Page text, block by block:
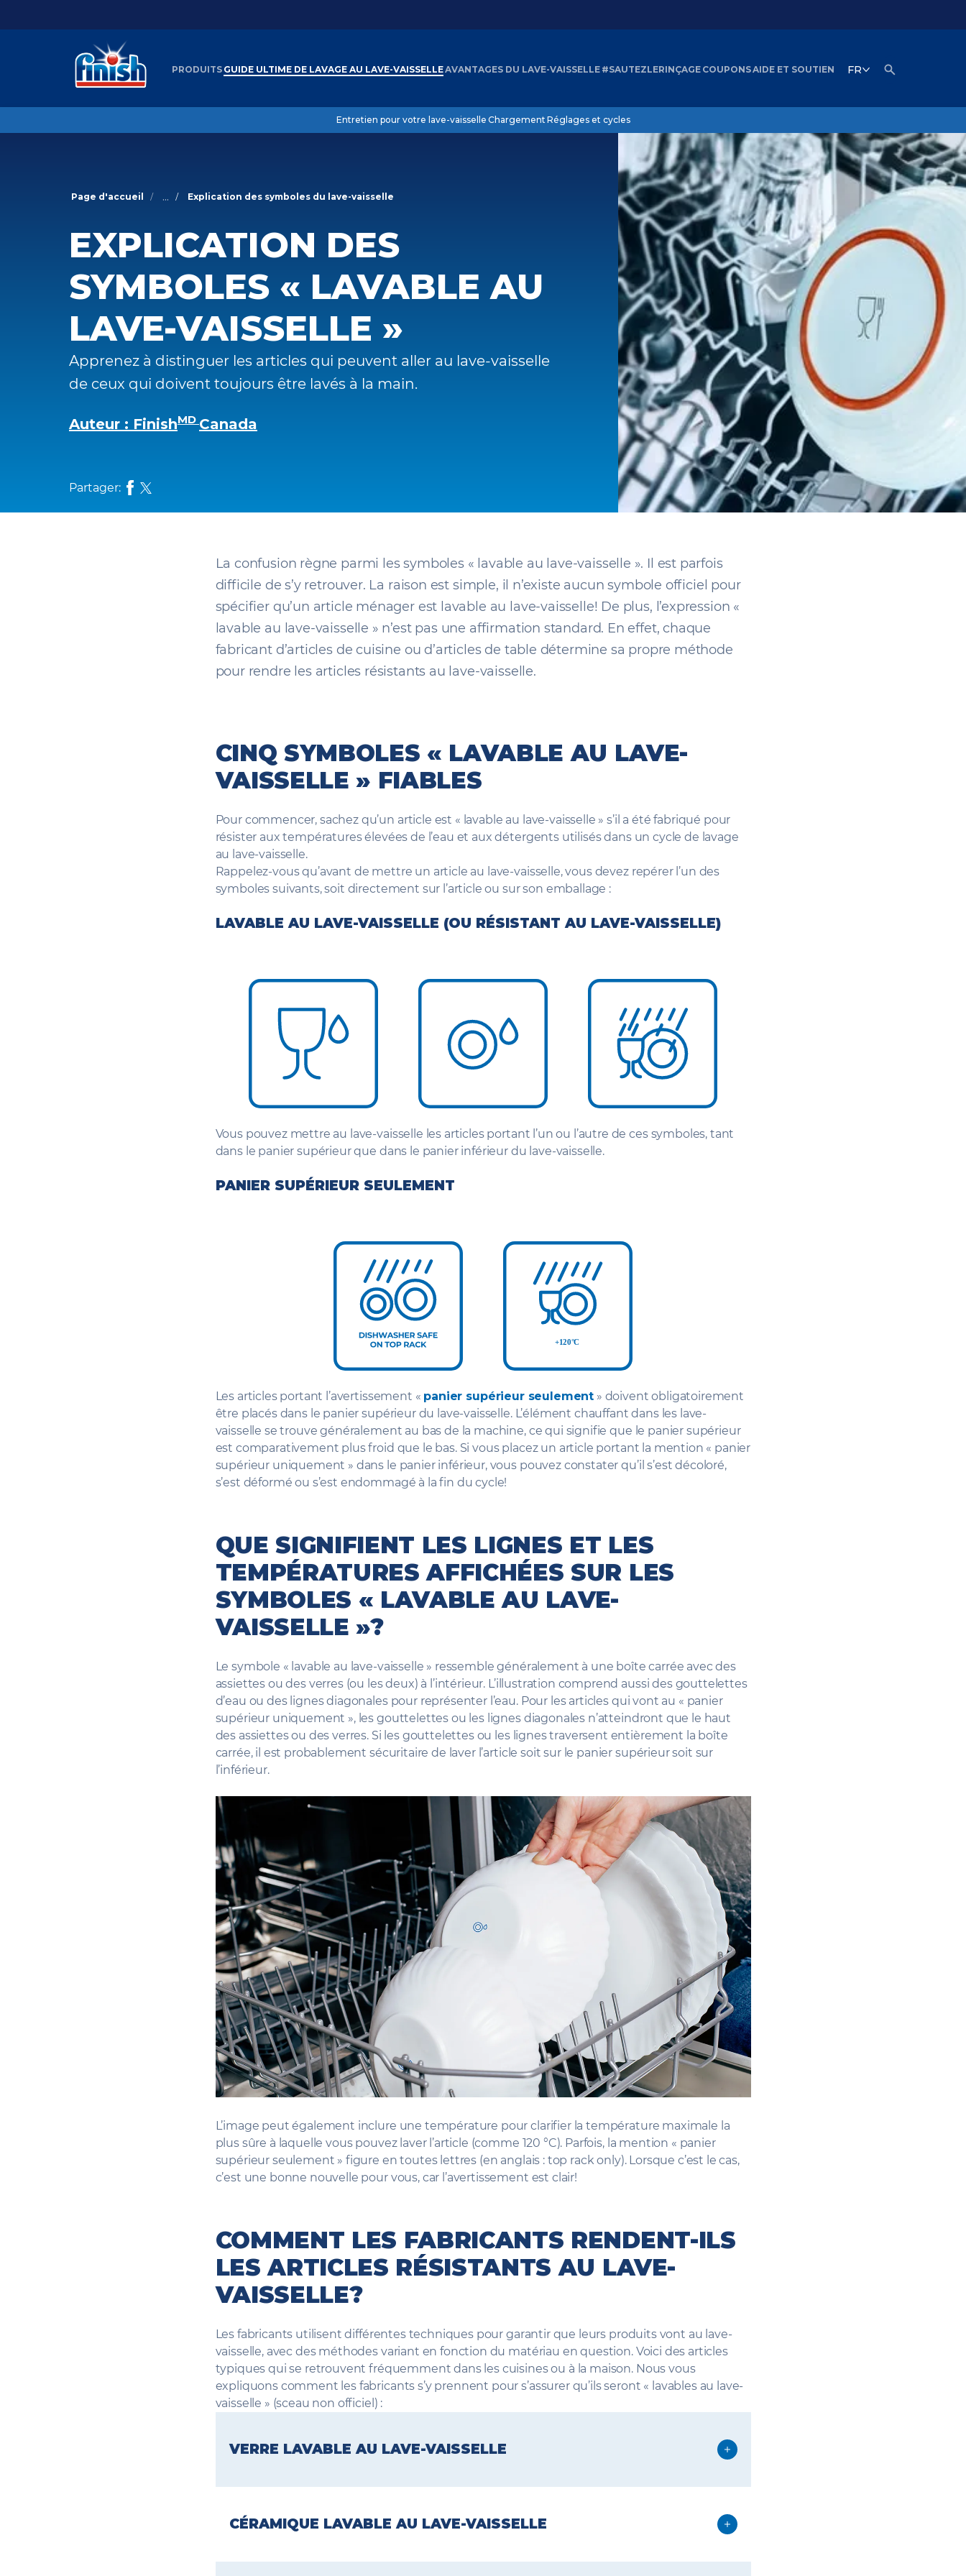
PRODUITS GUIDE ULTIME DE LAVAGE AU LAVE-VAISSELLE
Entretien pour votre lave-vaisselle Chargement Réglages et cycles
AVANTAGES DU LAVE-VAISSELLE #SAUTEZLERINÇAGE COUPONSAIDE ET SOUTIEN FR
Page d'accueil ... Explication des symboles du lave-vaisselle
EXPLICATION DES
SYMBOLES « LAVABLE AU
LAVE-VAISSELLE »
Apprenez à distinguer les articles qui peuvent aller au lave-vaisselle
de ceux qui doivent toujours être lavés à la main.
Auteur : FinishMD Canada
Partager:
La confusion règne parmi les symboles « lavable au lave-vaisselle ». Il est parfois
difficile de s’y retrouver. La raison est simple, il n’existe aucun symbole officiel pour
spécifier qu’un article ménager est lavable au lave-vaisselle! De plus, l’expression «
lavable au lave-vaisselle » n’est pas une affirmation standard. En effet, chaque
fabricant d’articles de cuisine ou d’articles de table détermine sa propre méthode
pour rendre les articles résistants au lave-vaisselle.
CINQ SYMBOLES « LAVABLE AU LAVE-
VAISSELLE » FIABLES
Pour commencer, sachez qu’un article est « lavable au lave-vaisselle » s’il a été fabriqué pour
résister aux températures élevées de l’eau et aux détergents utilisés dans un cycle de lavage
au lave-vaisselle.
Rappelez-vous qu’avant de mettre un article au lave-vaisselle, vous devez repérer l’un des
symboles suivants, soit directement sur l’article ou sur son emballage :
LAVABLE AU LAVE-VAISSELLE (OU RÉSISTANT AU LAVE-VAISSELLE)
Vous pouvez mettre au lave-vaisselle les articles portant l’un ou l’autre de ces symboles, tant
dans le panier supérieur que dans le panier inférieur du lave-vaisselle.
PANIER SUPÉRIEUR SEULEMENT
Les articles portant l’avertissement « panier supérieur seulement » doivent obligatoirement
être placés dans le panier supérieur du lave-vaisselle. L’élément chauffant dans les lave-
vaisselle se trouve généralement au bas de la machine, ce qui signifie que le panier supérieur
est comparativement plus froid que le bas. Si vous placez un article portant la mention « panier
supérieur uniquement » dans le panier inférieur, vous pouvez constater qu’il s’est décoloré,
s’est déformé ou s’est endommagé à la fin du cycle!
QUE SIGNIFIENT LES LIGNES ET LES
TEMPÉRATURES AFFICHÉES SUR LES
SYMBOLES « LAVABLE AU LAVE-
VAISSELLE »?
Le symbole « lavable au lave-vaisselle » ressemble généralement à une boîte carrée avec des
assiettes ou des verres (ou les deux) à l’intérieur. L’illustration comprend aussi des gouttelettes
d’eau ou des lignes diagonales pour représenter l’eau. Pour les articles qui vont au « panier
supérieur uniquement », les gouttelettes ou les lignes diagonales n’atteindront que le haut
des assiettes ou des verres. Si les gouttelettes ou les lignes traversent entièrement la boîte
carrée, il est probablement sécuritaire de laver l’article soit sur le panier supérieur soit sur
l’inférieur.
L’image peut également inclure une température pour clarifier la température maximale la
plus sûre à laquelle vous pouvez laver l’article (comme 120 °C). Parfois, la mention « panier
supérieur seulement » figure en toutes lettres (en anglais : top rack only). Lorsque c’est le cas,
c’est une bonne nouvelle pour vous, car l’avertissement est clair!
COMMENT LES FABRICANTS RENDENT-ILS
LES ARTICLES RÉSISTANTS AU LAVE-
VAISSELLE?
Les fabricants utilisent différentes techniques pour garantir que leurs produits vont au lave-
vaisselle, avec des méthodes variant en fonction du matériau en question. Voici des articles
typiques qui se retrouvent fréquemment dans les cuisines ou à la maison. Nous vous
expliquons comment les fabricants s’y prennent pour s’assurer qu’ils seront « lavables au lave-
vaisselle » (sceau non officiel) :
VERRE LAVABLE AU LAVE-VAISSELLE
refroidi lentement à la température ambiante pour égaliser les points de contrainte.
Il s’agit d’un processus de routine que suivent presque tous les produits en verre
Le verre recuit est souvent appelé « verre non traité » parce qu’il existe deux autres
CÉRAMIQUE LAVABLE AU LAVE-VAISSELLE